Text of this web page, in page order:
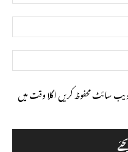
ای
میل*
ویب
سائٹ
سائٹ محفوظ کریں اگلا وقت میں